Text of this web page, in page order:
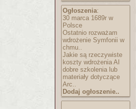
Ogłoszenia:
30 marca 1689r w
Polsce
Ostatnio rozważam
wdrożenie Symfonii w
chmu..
Jakie są rzeczywiste
koszty wdrożenia AI
dobre szkolenia lub
materiały dotyczące
Arc..
Dodaj ogłoszenie..